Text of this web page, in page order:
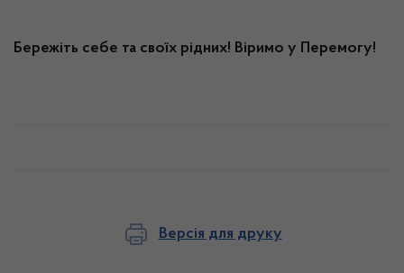
Бережіть себе та своїх рідних! Віримо у Перемогу!
Версія для друку